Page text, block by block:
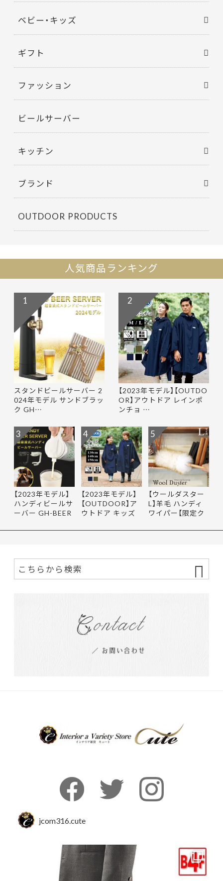
ベビー・キッズ
ギフト
ファッション
ビールサーバー
キッチン
ブランド
OUTDOOR PRODUCTS
人気商品ランキング
スタンドビールサーバー 2
024年モデル サンドブラッ
ク GH…
1
【2023年モデル】【OUTDO
OR】アウトドア レインポ
ンチョ …
2
【2023年モデル】
ハンディビールサ
ーバー GH-BEER
3
【2023年モデル】
【OUTDOOR】ア
ウトドア キッズ
4
【ウールダスター
L】羊毛 ハンディ
ワイパー【限定ク
5
jcom316.cute